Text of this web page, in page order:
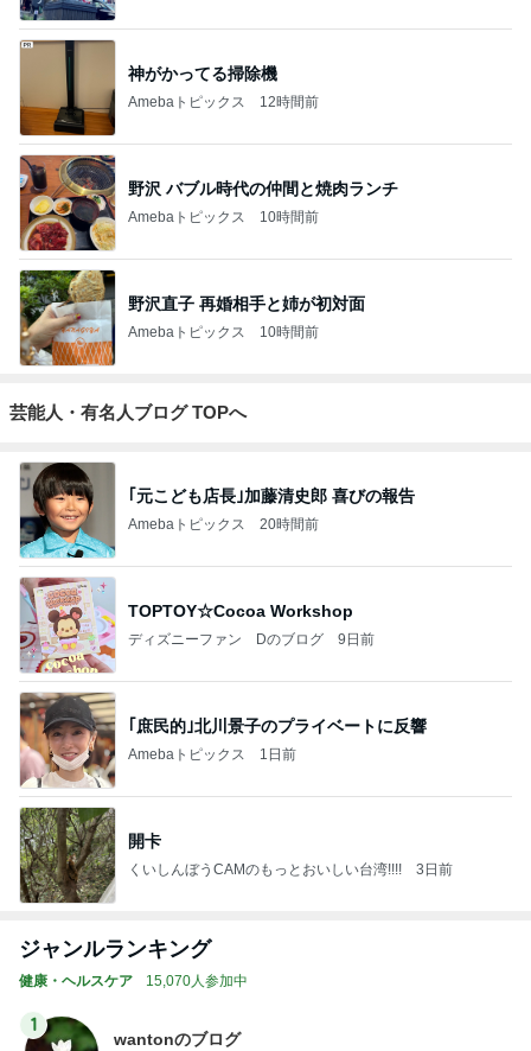
神がかってる掃除機
Amebaトピックス 12時間前
野沢 バブル時代の仲間と焼肉ランチ
Amebaトピックス 10時間前
野沢直子 再婚相手と姉が初対面
Amebaトピックス 10時間前
芸能人・有名人ブログ TOPへ
｢元こども店長｣加藤清史郎 喜びの報告
Amebaトピックス 20時間前
TOPTOY☆Cocoa Workshop
ディズニーファン Dのブログ 9日前
｢庶民的｣北川景子のプライベートに反響
Amebaトピックス 1日前
開卡
くいしんぼうCAMのもっとおいしい台湾!!!! 3日前
ジャンルランキング
健康・ヘルスケア 15,070人参加中
1
wantonのブログ